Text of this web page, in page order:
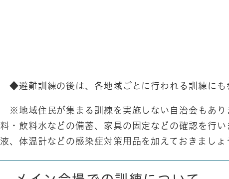
◆避難訓練の後は、各地域ごとに行われる訓練にも
※地域住民が集まる訓練を実施しない自治会もあり
料・飲料水などの備蓄、家具の固定などの確認を行
液、体温計などの感染症対策用品を加えておきましょ